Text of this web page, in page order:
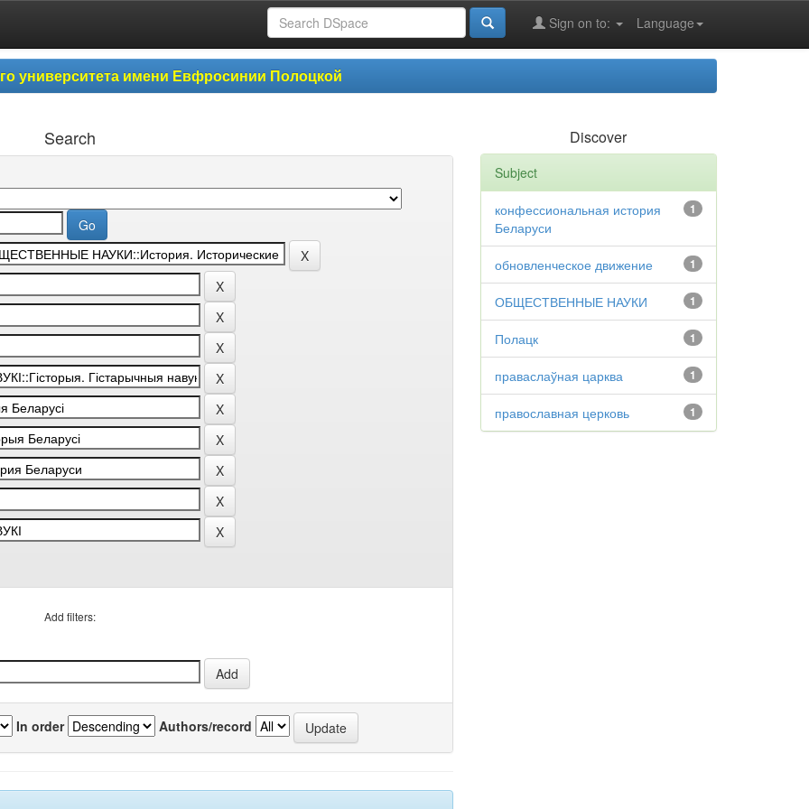
Language
Sign on to:
университета имени Евфросинии Полоцкой
Search
Add filters:
In order Authors/record
Discover
Subject
1
конфессиональная история
Беларуси
1
обновленческое движение
1
ОБЩЕСТВЕННЫЕ НАУКИ
1
Полацк
1
праваслаўная царква
1
православная церковь